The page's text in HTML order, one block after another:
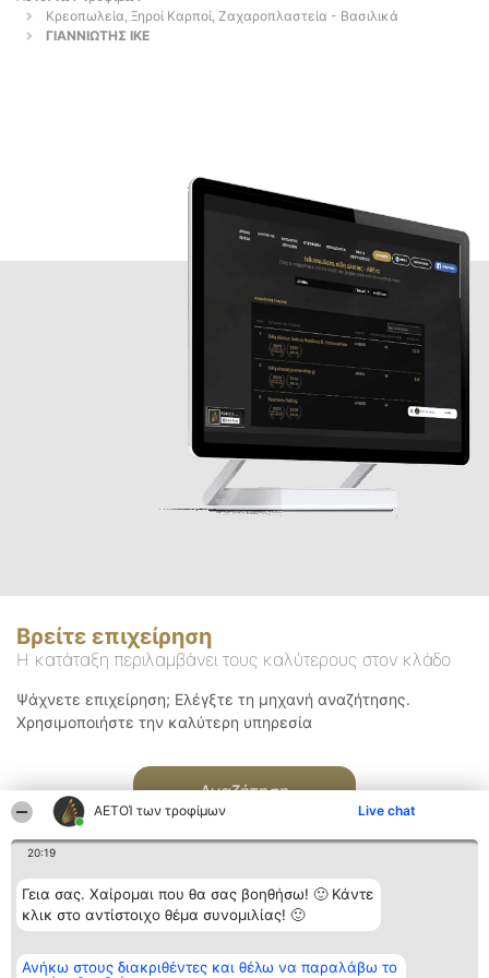
ΑΕΤΟΊ των τροφίμων Live chat
20:19
Γεια σας. Χαίρομαι που θα σας βοηθήσω! 🙂 Κάντε
κλικ στο αντίστοιχο θέμα συνομιλίας! 🙂
Ανήκω στους διακριθέντες και θέλω να παραλάβω το
Κρεοπωλεία, Ξηροί Καρποί, Ζαχαροπλαστεία - Βασιλικά
ΓΙΑΝΝΙΩΤΗΣ ΙΚΕ
Βρείτε επιχείρηση
Η κατάταξη περιλαμβάνει τους καλύτερους στον κλάδο
Ψάχνετε επιχείρηση; Ελέγξτε τη μηχανή αναζήτησης.
Χρησιμοποιήστε την καλύτερη υπηρεσία
Αναζήτηση
Διοργανωτής της
κατάταξης
Κατάταξη
Διακριθέντες
Επικοινωνία
Επικοινωνία